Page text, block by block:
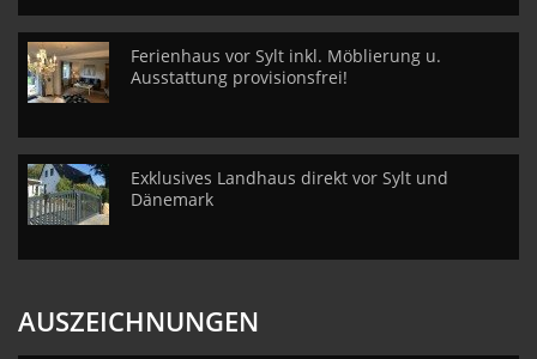
Ferienhaus vor Sylt inkl. Möblierung u.
Ausstattung provisionsfrei!
Exklusives Landhaus direkt vor Sylt und
Dänemark
AUSZEICHNUNGEN